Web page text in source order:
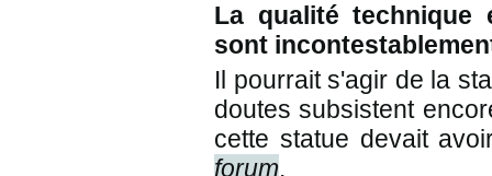
La qualité technique
sont
Il pourrait s'agir de la
doutes subsistent
cette statue devait
forum.